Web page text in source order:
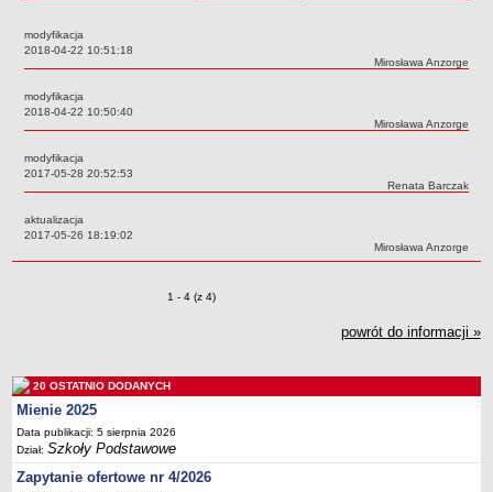
ARCHIWUM SZKÓŁ I PLACÓWEK
Przekształcone szkoły i placówki
Wielofunkcyjna Placówka
Specjalny Ośrodek nr 1
Specjalny Ośrodek nr 5
BURSA MIEJSKA
Dane podstawowe
Zarządzenia
Kontrole
Rejestry, ewidencje, archiwa
Sprawozdania
modyfikacja
Data:
2018-04-22 10:51:18
Autor:
Mirosława Anzorge
modyfikacja
Data:
2018-04-22 10:50:40
Autor:
Mirosława Anzorge
modyfikacja
Data:
2017-05-28 20:52:53
Autor:
Renata Barczak
aktualizacja
Data:
2017-05-26 18:19:02
Autor:
Mirosława Anzorge
Zmiany o pozycjach
1 - 4 (z 4)
powrót do informacji »
20 OSTATNIO DODANYCH
Mienie 2025
Data publikacji: 5 sierpnia 2026
Dział:Szkoły Podstawowe
Zapytanie ofertowe nr 4/2026